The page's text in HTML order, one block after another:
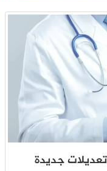
جديدة